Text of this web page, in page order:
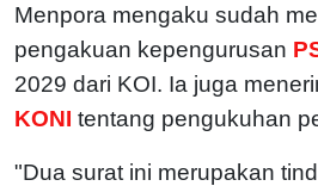
Menpora mengaku sudah
pengakuan kepengurusan
2029 dari KOI. Ia juga
KONI tentang pengukuhan
"Dua surat ini merupakan